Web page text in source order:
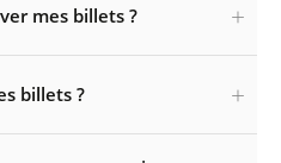
mes billets ?
billets ?